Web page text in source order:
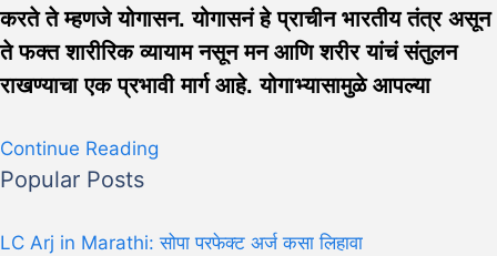
करते ते म्हणजे योगासन. योगासनं हे प्राचीन भारतीय तंत्र असून
ते फक्त शारीरिक व्यायाम नसून मन आणि शरीर यांचं संतुलन
राखण्याचा एक प्रभावी मार्ग आहे. योगाभ्यासामुळे आपल्या
Continue Reading
Popular Posts
LC Arj in Marathi: सोपा परफेक्ट अर्ज कसा लिहावा